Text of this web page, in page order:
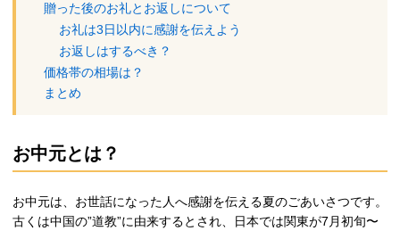
贈った後のお礼とお返しについて
お礼は3日以内に感謝を伝えよう
お返しはするべき？
価格帯の相場は？
まとめ
お中元とは？
お中元は、お世話になった人へ感謝を伝える夏のごあいさつです。
古くは中国の”道教”に由来するとされ、日本では関東が7月初旬〜